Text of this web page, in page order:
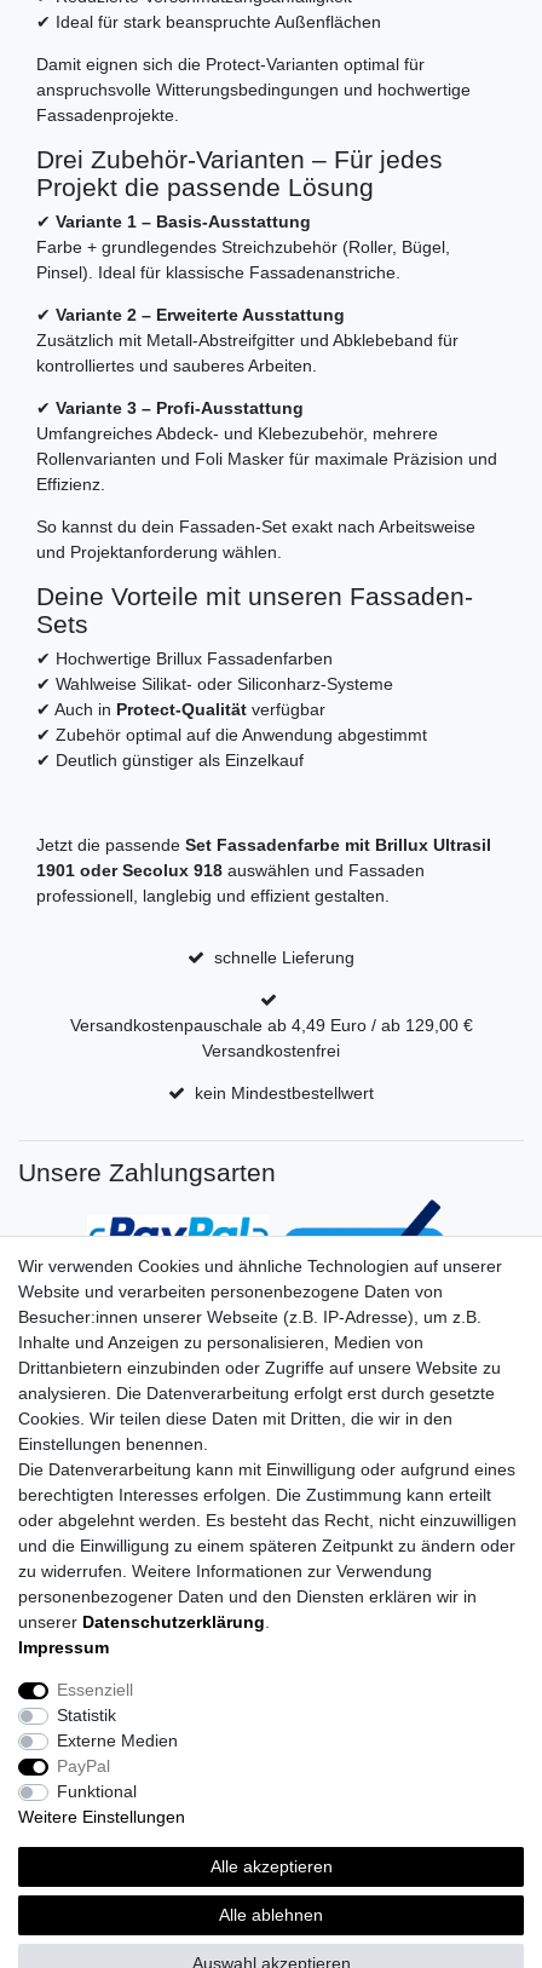
✔ Ideal für stark beanspruchte Außenflächen
Damit eignen sich die Protect-Varianten optimal für
anspruchsvolle Witterungsbedingungen und hochwertige
Fassadenprojekte.
Drei Zubehör-Varianten – Für jedes
Projekt die passende Lösung
✔ Variante 1 – Basis-Ausstattung
Farbe + grundlegendes Streichzubehör (Roller, Bügel,
Pinsel). Ideal für klassische Fassadenanstriche.
✔ Variante 2 – Erweiterte Ausstattung
Zusätzlich mit Metall-Abstreifgitter und Abklebeband für
kontrolliertes und sauberes Arbeiten.
✔ Variante 3 – Profi-Ausstattung
Umfangreiches Abdeck- und Klebezubehör, mehrere
Rollenvarianten und Foli Masker für maximale Präzision und
Effizienz.
So kannst du dein Fassaden-Set exakt nach Arbeitsweise
und Projektanforderung wählen.
Deine Vorteile mit unseren Fassaden-
Sets
✔ Hochwertige Brillux Fassadenfarben
✔ Wahlweise Silikat- oder Siliconharz-Systeme
✔ Auch in Protect-Qualität verfügbar
✔ Zubehör optimal auf die Anwendung abgestimmt
✔ Deutlich günstiger als Einzelkauf
Jetzt die passende Set Fassadenfarbe mit Brillux Ultrasil
1901 oder Secolux 918 auswählen und Fassaden
professionell, langlebig und effizient gestalten.
schnelle Lieferung
Versandkostenpauschale ab 4,49 Euro / ab 129,00 €
Versandkostenfrei
kein Mindestbestellwert
Unsere Zahlungsarten
Impressum
Barrierefreiheitserklärung
Versandkosten
© Topi´s Farben GmbH 2026 | Alle Rechte vorbehalten.
Wir verwenden Cookies und ähnliche Technologien auf unserer
Website und verarbeiten personenbezogene Daten von
Besucher:innen unserer Webseite (z.B. IP-Adresse), um z.B.
Inhalte und Anzeigen zu personalisieren, Medien von
Drittanbietern einzubinden oder Zugriffe auf unsere Website zu
analysieren. Die Datenverarbeitung erfolgt erst durch gesetzte
Cookies. Wir teilen diese Daten mit Dritten, die wir in den
Einstellungen benennen.
Die Datenverarbeitung kann mit Einwilligung oder aufgrund eines
berechtigten Interesses erfolgen. Die Zustimmung kann erteilt
oder abgelehnt werden. Es besteht das Recht, nicht einzuwilligen
und die Einwilligung zu einem späteren Zeitpunkt zu ändern oder
zu widerrufen. Weitere Informationen zur Verwendung
personenbezogener Daten und den Diensten erklären wir in
unserer Daten­schutz­erklärung
Impressum
Essenziell
Statistik
Externe Medien
PayPal
Funktional
Weitere Einstellungen
Alle akzeptieren
Alle ablehnen
Auswahl akzeptieren